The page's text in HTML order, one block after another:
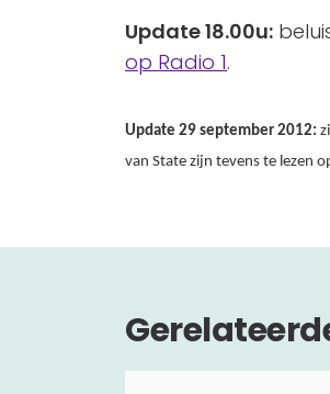
Update 18.00u:
op Radio 1.
Update 29 september 2012:
van State zijn tevens te lezen